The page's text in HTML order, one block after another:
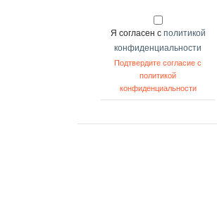
Я согласен с политикой
конфиденциальности
Подтвердите согласие с
политикой
конфиденциальности